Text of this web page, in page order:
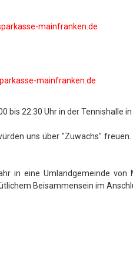
mainfranken.de
mainfranken.de
bis 22:30 Uhr in der Tennishalle
uns über "Zuwachs" freuen.
in eine Umlandgemeinde
Beisammensein im